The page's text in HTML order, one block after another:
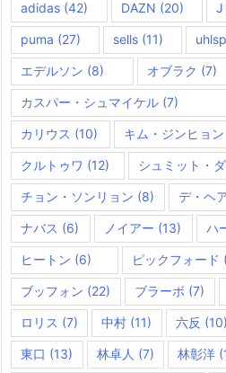
adidas (42) DAZN (20) J
puma (27) sells(11)
エデルソン (8) オブラク (7)
カスパー・シュマイケル (7)
カリウス (10) キム・ジンヒョン
クルトゥワ (12) シュミット・
チョン・ソンリョン (8) デ・ヘ
ナバス (6) ノイアー (13) ハ
ヒートン (6) ピックフォード
ブッフォン (22) ブラーボ (7)
ロリス (7) 中村 (11) 六反 (10)
東口 (13) 林卓人 (7) 林彰洋